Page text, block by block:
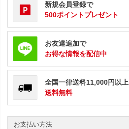
新規会員登録で
500ポイントプレゼント
お友達追加で
お得な情報を配信中
全国一律送料11,000円以上
送料無料
お支払い方法